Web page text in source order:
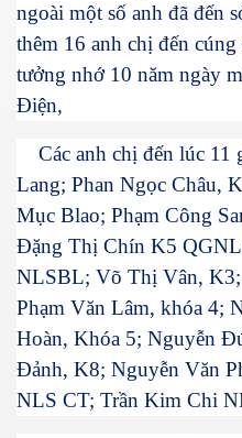
ngoài một số anh đã đến
thêm 16 anh chị đến
tưởng nhớ 10 năm ngày
Điện,
Các anh chị đến lúc 11
Lang; Phan Ngọc Châu,
Mục Blao; Phạm Công
Đặng Thị Chín K5
NLSBL; Võ Thị Vân,
Phạm Văn Lâm, khóa 4;
Hoàn, Khóa 5; Nguyễn
Đảnh, K8; Nguyễn Văn
NLS CT; Trần Kim Chi
Giang